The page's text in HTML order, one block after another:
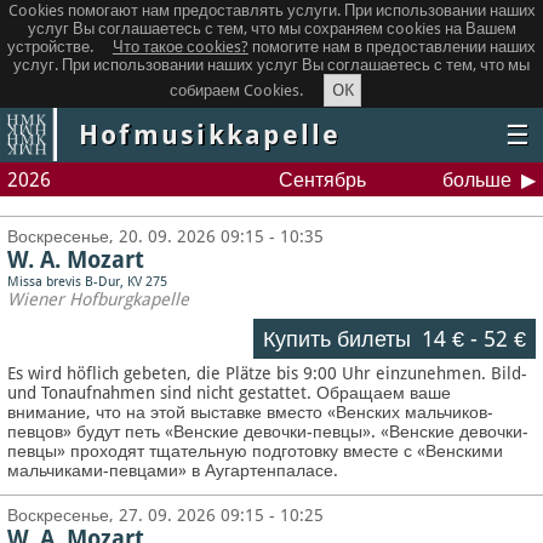
Cookies помогают нам предоставлять услуги. При использовании наших
услуг Вы соглашаетесь с тем, что мы сохраняем сookies на Вашем
устройстве.
Что такое сookies? помогите нам в предоставлении наших
услуг. При использовании наших услуг Вы соглашаетесь с тем, что мы
собираем Cookies.
OK
Hofmusikkapelle ☰
2026 Сентябрь больше
Воскресенье, 20. 09. 2026 09:15 - 10:35
W. A. Mozart
Missa brevis B-Dur, KV 275
Wiener Hofburgkapelle
Купить билеты 14 €- 52 €
Es wird höflich gebeten, die Plätze bis 9:00 Uhr einzunehmen. Bild-
und Tonaufnahmen sind nicht gestattet.Обращаем ваше
внимание, что на этой выставке вместо «Венских мальчиков-
певцов» будут петь «Венские девочки-певцы». «Венские девочки-
певцы» проходят тщательную подготовку вместе с «Венскими
мальчиками-певцами» в Аугартенпаласе.
Воскресенье, 27. 09. 2026 09:15 - 10:25